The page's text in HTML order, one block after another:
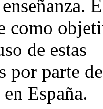
como
de estas
por parte
España.